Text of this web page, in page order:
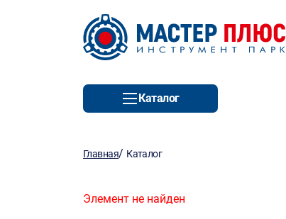
Каталог
Главная/ Каталог
Элемент не найден